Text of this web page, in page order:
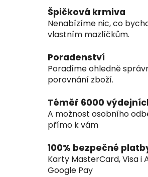
l
á
d
a
í
p
r
v
k
y
ý
p
i
Špičková krmiva
Nenabízíme nic, co
vlastním mazlíčkům.
Poradenství
Poradíme ohledně
porovnání zboží.
Téměř 6000
A možnost osobního
přímo k vám
100% bezpečné
Karty MasterCard, Visa i
Google Pay